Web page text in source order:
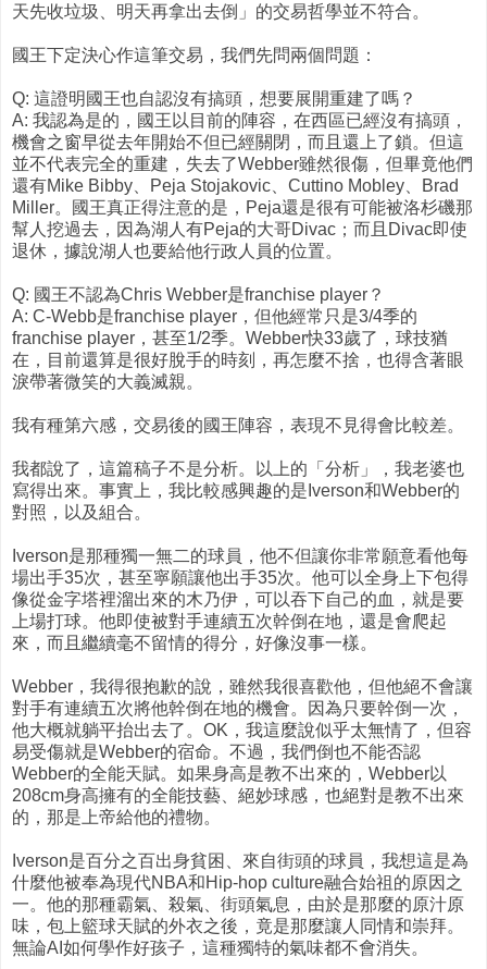
天先收垃圾、明天再拿出去倒」的交易哲學並不符合。
國王下定決心作這筆交易，我們先問兩個問題：
Q: 這證明國王也自認沒有搞頭，想要展開重建了嗎？
A: 我認為是的，國王以目前的陣容，在西區已經沒有搞頭，
機會之窗早從去年開始不但已經關閉，而且還上了鎖。但這
並不代表完全的重建，失去了Webber雖然很傷，但畢竟他們
還有Mike Bibby、Peja Stojakovic、Cuttino Mobley、Brad
Miller。國王真正得注意的是，Peja還是很有可能被洛杉磯那
幫人挖過去，因為湖人有Peja的大哥Divac；而且Divac即使
退休，據說湖人也要給他行政人員的位置。
Q: 國王不認為Chris Webber是franchise player？
A: C-Webb是franchise player，但他經常只是3/4季的
franchise player，甚至1/2季。Webber快33歲了，球技猶
在，目前還算是很好脫手的時刻，再怎麼不捨，也得含著眼
淚帶著微笑的大義滅親。
我有種第六感，交易後的國王陣容，表現不見得會比較差。
我都說了，這篇稿子不是分析。以上的「分析」，我老婆也
寫得出來。事實上，我比較感興趣的是Iverson和Webber的
對照，以及組合。
Iverson是那種獨一無二的球員，他不但讓你非常願意看他每
場出手35次，甚至寧願讓他出手35次。他可以全身上下包得
像從金字塔裡溜出來的木乃伊，可以吞下自己的血，就是要
上場打球。他即使被對手連續五次幹倒在地，還是會爬起
來，而且繼續毫不留情的得分，好像沒事一樣。
Webber，我得很抱歉的說，雖然我很喜歡他，但他絕不會讓
對手有連續五次將他幹倒在地的機會。因為只要幹倒一次，
他大概就躺平抬出去了。OK，我這麼說似乎太無情了，但容
易受傷就是Webber的宿命。不過，我們倒也不能否認
Webber的全能天賦。如果身高是教不出來的，Webber以
208cm身高擁有的全能技藝、絕妙球感，也絕對是教不出來
的，那是上帝給他的禮物。
Iverson是百分之百出身貧困、來自街頭的球員，我想這是為
什麼他被奉為現代NBA和Hip-hop culture融合始祖的原因之
一。他的那種霸氣、殺氣、街頭氣息，由於是那麼的原汁原
味，包上籃球天賦的外衣之後，竟是那麼讓人同情和崇拜。
無論AI如何學作好孩子，這種獨特的氣味都不會消失。